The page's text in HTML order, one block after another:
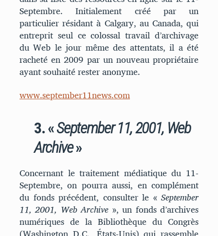
Septembre. Initialement créé par un
particulier résidant à Calgary, au Canada, qui
entreprit seul ce colossal travail d’archivage
du Web le jour même des attentats, il a été
racheté en 2009 par un nouveau propriétaire
ayant souhaité rester anonyme.
www.september11news.com
3. «September 11, 2001, Web
Archive»
Concernant le traitement médiatique du 11-
Septembre, on pourra aussi, en complément
du fonds précédent, consulter le « September
11, 2001, Web Archive », un fonds d’archives
numériques de la Bibliothèque du Congrès